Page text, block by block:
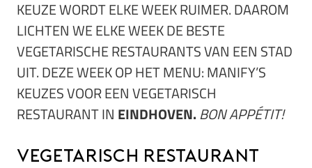
KEUZE WORDT ELKE WEEK RUIMER. DAAROM
LICHTEN WE ELKE WEEK DE BESTE
VEGETARISCHE RESTAURANTS VAN EEN STAD
UIT. DEZE WEEK OP HET MENU: MANIFY’S
KEUZES VOOR EEN VEGETARISCH
RESTAURANT IN EINDHOVEN.BON APPÉTIT!
Vegetarisch restaurant